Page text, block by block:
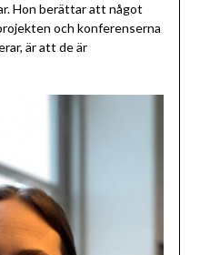
Hon berättar att något
och konferenserna
är att de är